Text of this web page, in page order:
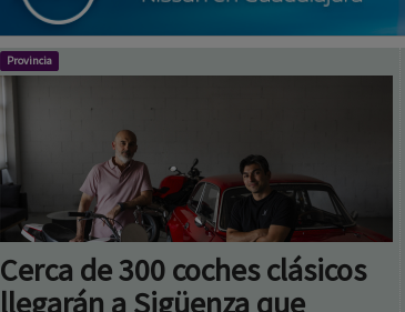
Cerca de 300 coches clásicos
llegarán a Sigüenza que
aguarda al eclipse para ser el
"autocine del cielo"